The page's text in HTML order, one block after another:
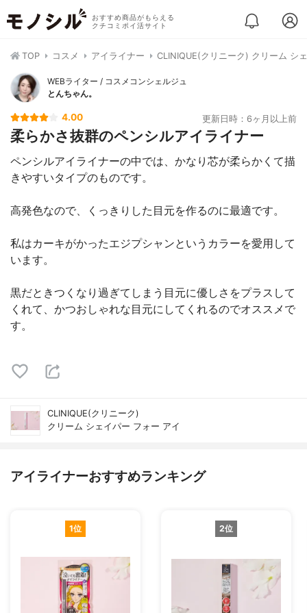
おすすめ商品がもらえる
クチコミポイ活サイト
TOP コスメ アイライナー CLINIQUE(クリニーク) クリーム シ
WEBライター / コスメコンシェルジュ
とんちゃん。
4.00 更新日時：6ヶ月以上前
柔らかさ抜群のペンシルアイライナー
ペンシルアイライナーの中では、かなり芯が柔らかくて描
きやすいタイプのものです。
高発色なので、くっきりした目元を作るのに最適です。
私はカーキがかったエジプシャンというカラーを愛用して
います。
黒だときつくなり過ぎてしまう目元に優しさをプラスして
くれて、かつおしゃれな目元にしてくれるのでオススメで
す。
CLINIQUE(クリニーク)
クリーム シェイパー フォー アイ
アイライナーおすすめランキング
1位 2位